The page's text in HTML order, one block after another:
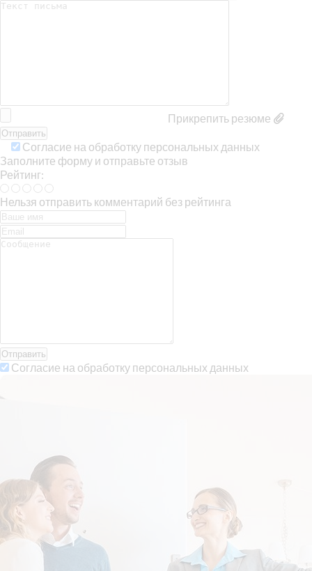
Прикрепить резюме
Согласие на обработку персональных данных
Заполните форму и отправьте отзыв
Рейтинг:
Нельзя отправить комментарий без рейтинга
Отправить
Согласие на обработку персональных данных